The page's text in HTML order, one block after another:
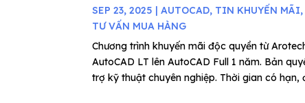
SEP 23, 2025 |AUTOCAD, TIN KHUYẾN MÃI,
TƯ VẤN MUA HÀNG
Chương trình khuyến mãi độc quyền từ
AutoCAD LT lên AutoCAD Full 1 năm. Bản
trợ kỹ thuật chuyên nghiệp. Thời gian có hạn,